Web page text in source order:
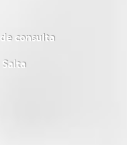
consulta
Salta